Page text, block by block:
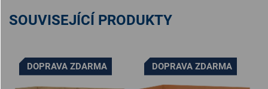
SOUVISEJÍCÍ PRODUKTY
DOPRAVA ZDARMA DOPRAVA ZDARMA